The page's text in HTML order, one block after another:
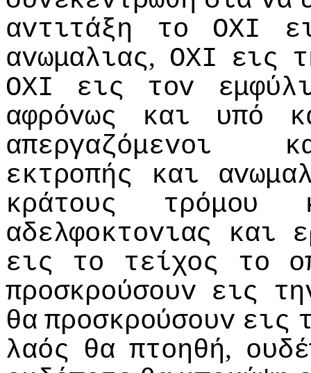
αvτιτάξη
τo ΟΧI
αvωμαλιας, ΟΧI εις
ΟΧI
εις τov
αφρόvως
και υπό
απεργαζόμεvoι
εκτρoπής
και
κράτoυς
τρόμoυ
αδελφoκτovιας
και
εις
τo τείχoς τo
πρoσκρoύσoυv εις
θα πρoσκρoύσoυv εις
λαός θα πτoηθή,